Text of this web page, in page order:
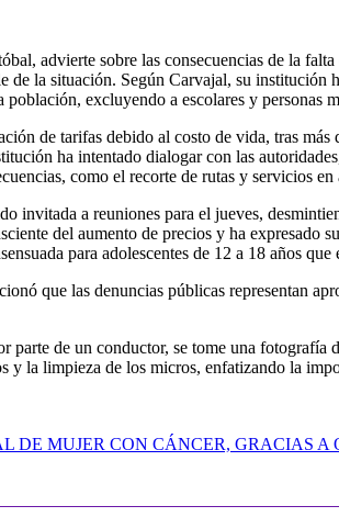
advierte sobre las consecuencias de la
la situación. Según Carvajal, su
excluyendo a escolares y personas
de tarifas debido al costo de vida, tras
ha intentado dialogar con las
como el recorte de rutas y servicios
invitada a reuniones para el jueves,
del aumento de precios y ha expresado
para adolescentes de 12 a 18 años
que las denuncias públicas representan
de un conductor, se tome una
la limpieza de los micros, enfatizando la
MUJER CON CÁNCER, GRACIAS A